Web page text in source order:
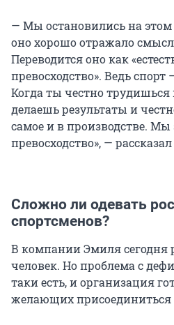
— Мы остановились на
оно хорошо отражало
Переводится оно как
превосходство». Ведь спорт
Когда ты честно трудишься
делаешь результаты и
самое и в производстве. Мы
превосходство», —
Сложно ли одевать
спортсменов?
В компании Эмиля сегодня
человек. Но проблема с
таки есть, и организация
желающих присоединиться